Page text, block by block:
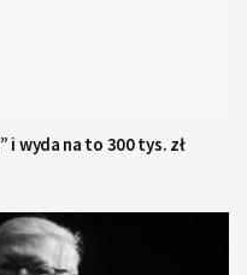
i wyda na to 300 tys. zł